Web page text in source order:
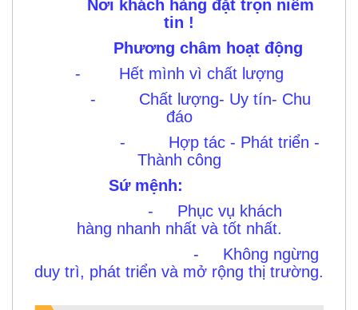
Nơi khách hàng đặt trọn niềm
tin !
Phương châm hoạt động
- Hết mình vì chất lượng
- Chất lượng- Uy tín- Chu
đáo
- Hợp tác - Phát triển -
Thành công
Sứ mệnh:
- Phục vụ khách
hàng nhanh nhất và tốt nhất.
- Không ngừng
duy trì, phát triển và mở rộng thị trường.